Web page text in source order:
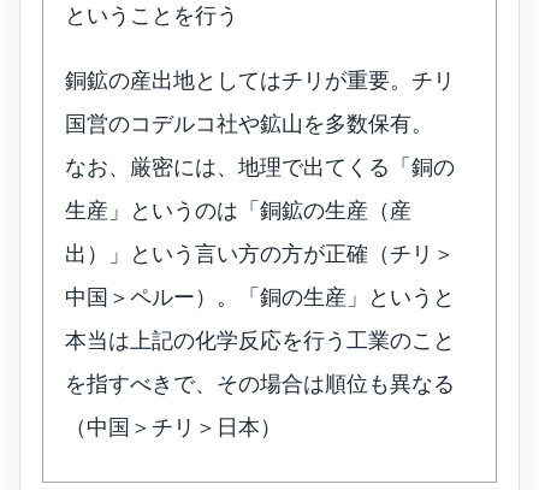
ということを行う
銅鉱の産出地としてはチリが重要。チリ
国営のコデルコ社や鉱山を多数保有。
なお、厳密には、地理で出てくる「銅の
生産」というのは「銅鉱の生産（産
出）」という言い方の方が正確（チリ＞
中国＞ペルー）。「銅の生産」というと
本当は上記の化学反応を行う工業のこと
を指すべきで、その場合は順位も異なる
（中国＞チリ＞日本）